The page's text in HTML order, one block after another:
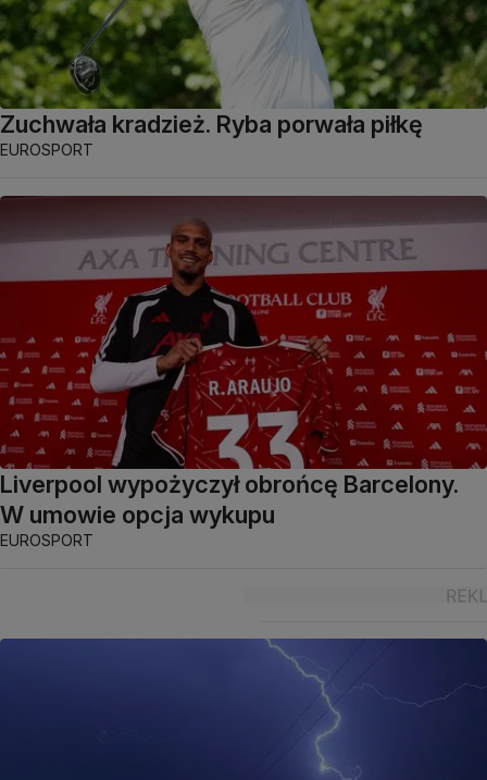
Zuchwała kradzież. Ryba porwała piłkę
EUROSPORT
Liverpool wypożyczył obrońcę Barcelony.
W umowie opcja wykupu
EUROSPORT